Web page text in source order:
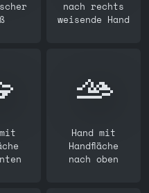
nach rechts
weisende Hand
🫴
Hand mit
Handfläche
nach oben